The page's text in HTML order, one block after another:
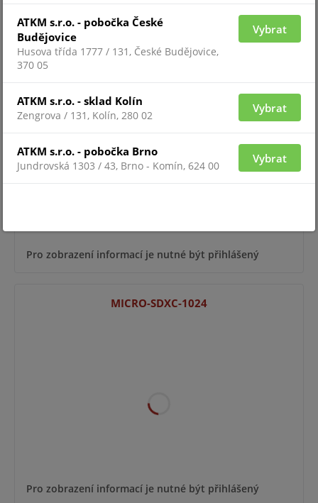
Pro zobrazení informací je nutné být přihlášený
Pro zobrazení informací je nutné být přihlášený
MICRO-SDXC-1024
Pro zobrazení informací je nutné být přihlášený
ATKM s.r.o. - pobočka České
Budějovice
Husova třída 1777 / 131, České Budějovice,
370 05
Vybrat
ATKM s.r.o. - sklad Kolín
Zengrova / 131, Kolín, 280 02
Vybrat
ATKM s.r.o. - pobočka Brno
Jundrovská 1303 / 43, Brno - Komín, 624 00
Vybrat